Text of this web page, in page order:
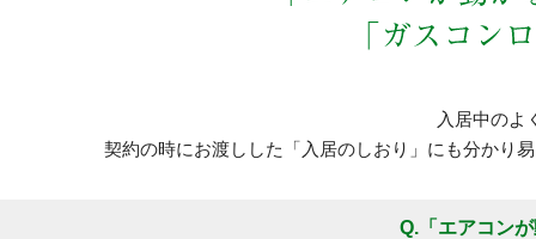
入居中のよ
契約の時にお渡しした「入居のしおり」にも分かり
Q.「エアコン